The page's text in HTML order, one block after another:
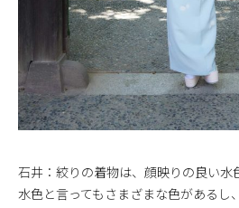
石井：絞りの着物は、顔映りの良い水
水色と言ってもさまざまな色があるし